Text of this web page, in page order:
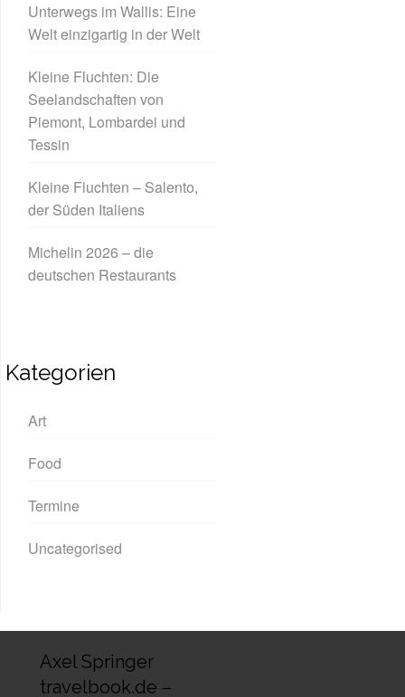
Unterwegs im Wallis: Eine
Welt einzigartig in der Welt
Kleine Fluchten: Die
Seelandschaften von
Piemont, Lombardei und
Tessin
Kleine Fluchten – Salento,
der Süden Italiens
Michelin 2026 – die
deutschen Restaurants
Kategorien
Art
Food
Termine
Uncategorised
Axel Springer
travelbook.de –